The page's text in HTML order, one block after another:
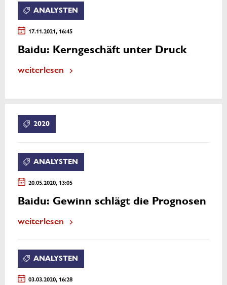
ANALYSTEN
17.11.2021, 16:45
Baidu: Kerngeschäft unter Druck
weiterlesen
2020
ANALYSTEN
20.05.2020, 13:05
Baidu: Gewinn schlägt die Prognosen
weiterlesen
ANALYSTEN
03.03.2020, 16:28